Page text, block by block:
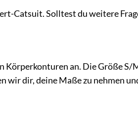
Catsuit. Solltest du weitere
an. Die Größe S/
dir, deine Maße zu nehmen